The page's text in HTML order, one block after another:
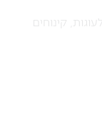
קינוחים